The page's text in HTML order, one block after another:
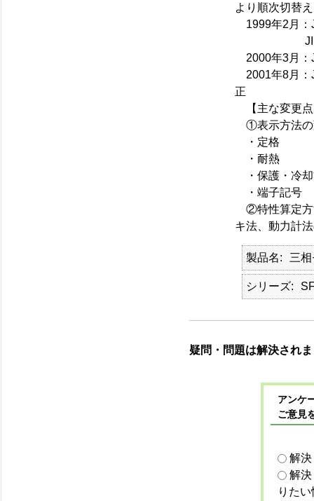
より順次切替
1999年2月
JIS C
2000年3月：
2001年8月：
正
【主な変更
①表示方法の
・定格
・耐熱
・保護・冷
・端子記号
②特性算定方
キ法、動力計
製品名 三
シリーズ
疑問・問題は解決され
アンケ
ご意見
解
解
りた